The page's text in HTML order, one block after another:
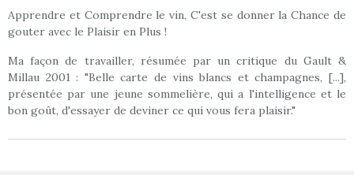
Apprendre et Comprendre le vin, C'est se donner la Chance de
gouter avec le Plaisir en Plus !
Ma façon de travailler, résumée par un critique du Gault &
Millau 2001 : "Belle carte de vins blancs et champagnes, [...],
présentée par une jeune sommelière, qui a l'intelligence et le
bon goût, d'essayer de deviner ce qui vous fera plaisir."